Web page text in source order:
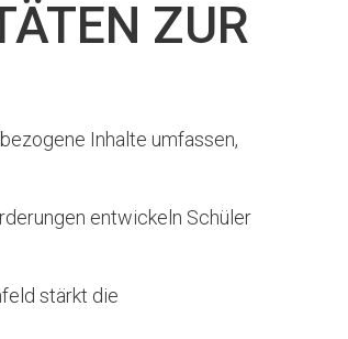
ZUR
Inhalte umfassen,
entwickeln Schüler
stärkt die